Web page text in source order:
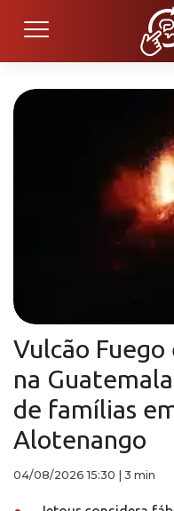
Vulcão
na
de famílias
Alotenango
04/08/2026 15:30 3 min